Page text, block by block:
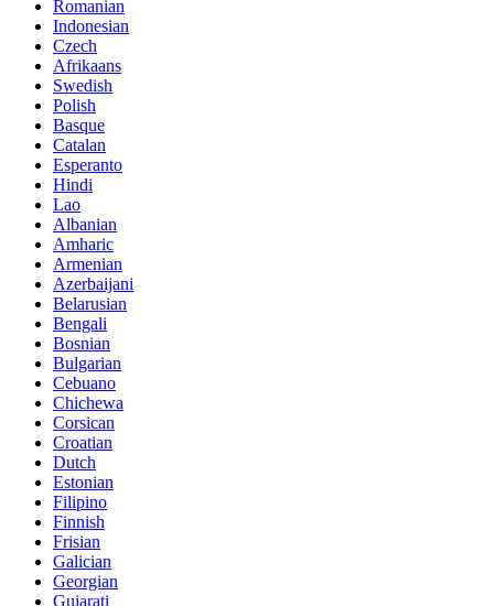
Romanian
Indonesian
Czech
Afrikaans
Swedish
Polish
Basque
Catalan
Esperanto
Hindi
Lao
Albanian
Amharic
Armenian
Azerbaijani
Belarusian
Bengali
Bosnian
Bulgarian
Cebuano
Chichewa
Corsican
Croatian
Dutch
Estonian
Filipino
Finnish
Frisian
Galician
Georgian
Gujarati